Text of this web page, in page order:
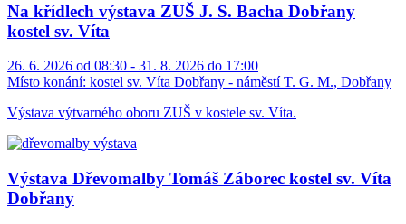
Na křídlech výstava ZUŠ J. S. Bacha Dobřany
kostel sv. Víta
26. 6. 2026 od 08:30 - 31. 8. 2026 do 17:00
Místo konání: kostel sv. Víta Dobřany - náměstí T. G. M., Dobřany
Výstava výtvarného oboru ZUŠ v kostele sv. Víta.
Výstava Dřevomalby Tomáš Záborec kostel sv. Víta
Dobřany